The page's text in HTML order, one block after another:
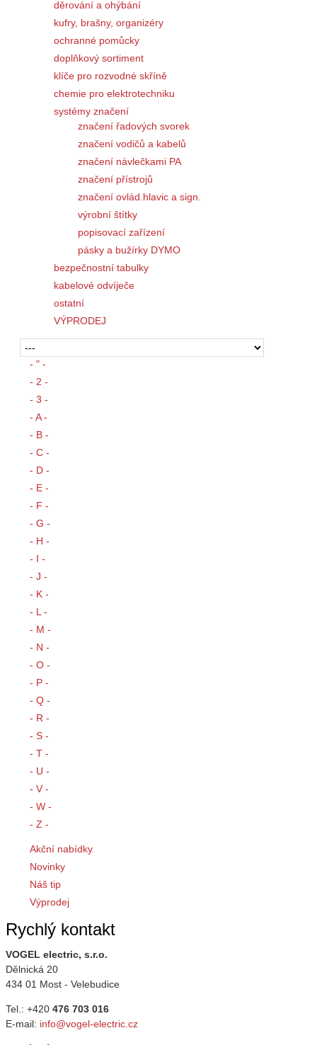
děrování a ohýbání
kufry, brašny, organizéry
ochranné pomůcky
doplňkový sortiment
klíče pro rozvodné skříně
chemie pro elektrotechniku
systémy značení
značení řadových svorek
značení vodičů a kabelů
značení návlečkami PA
značení přístrojů
značení ovlád.hlavic a sign.
výrobní štítky
popisovací zařízení
pásky a bužírky DYMO
bezpečnostní tabulky
kabelové odvíječe
ostatní
VÝPRODEJ
- " -
- 2 -
- 3 -
- A -
- B -
- C -
- D -
- E -
- F -
- G -
- H -
- I -
- J -
- K -
- L -
- M -
- N -
- O -
- P -
- Q -
- R -
- S -
- T -
- U -
- V -
- W -
- Z -
Akční nabídky
Novinky
Náš tip
Výprodej
Rychlý kontakt
VOGEL electric, s.r.o.
Dělnická 20
434 01 Most - Velebudice
Tel.: +420 476 703 016
E-mail: info@vogel-electric.cz